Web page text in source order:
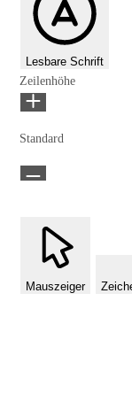
Lesbare Schrift
Zeilenhöhe
Standard
Mauszeiger